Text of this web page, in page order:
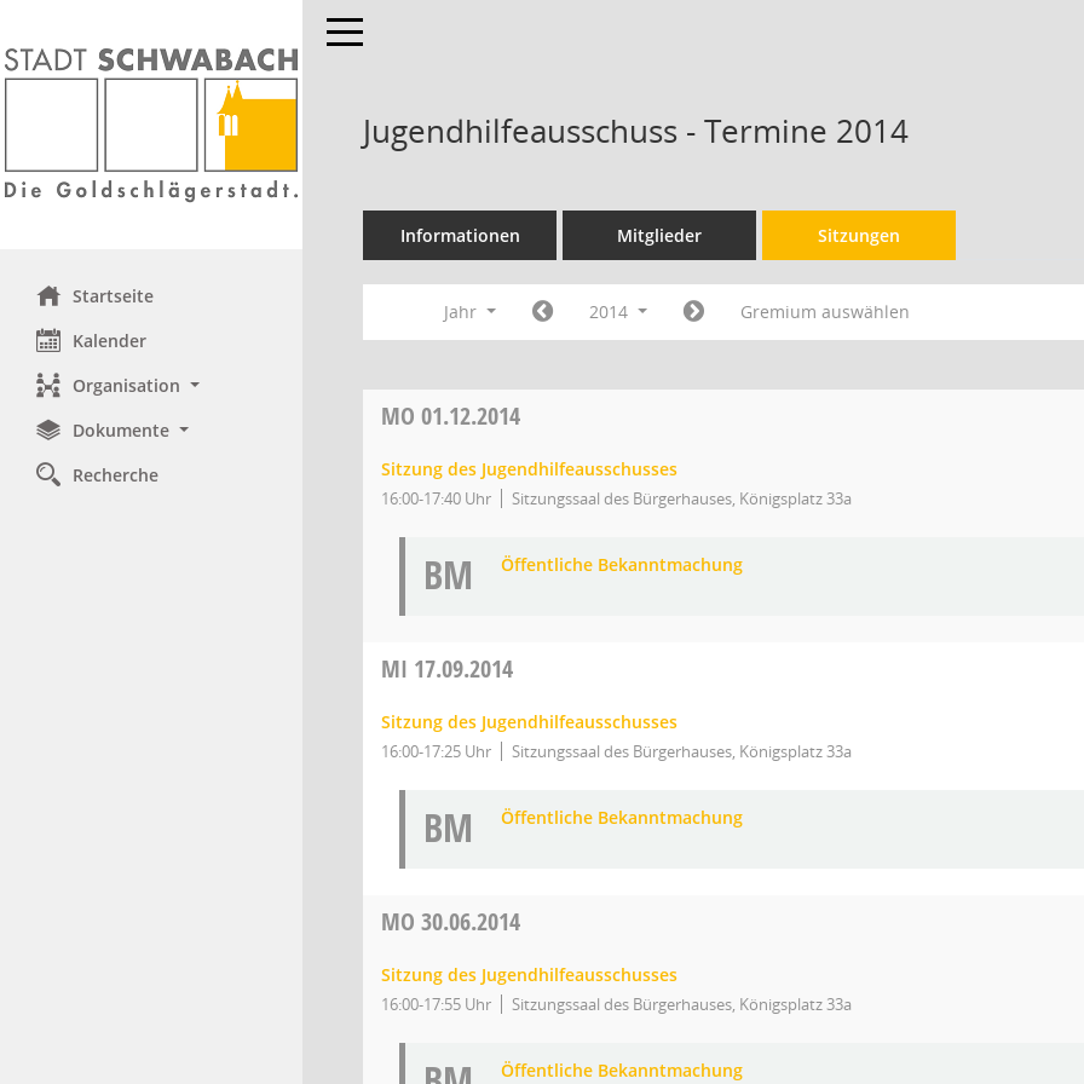
Startseite
Kalender
Organisation
Dokumente
Recherche
Toggle navigation
Jugendhilfeausschuss - Termine 2014
Informationen Mitglieder Sitzungen
Jahr 2014 Gremium auswählen
MO 01.12.2014
Sitzung des Jugendhilfeausschusses
16:00-17:40 Uhr Sitzungssaal des Bürgerhauses, Königsplatz 33a
BM Öffentliche Bekanntmachung
MI 17.09.2014
Sitzung des Jugendhilfeausschusses
16:00-17:25 Uhr Sitzungssaal des Bürgerhauses, Königsplatz 33a
BM Öffentliche Bekanntmachung
MO 30.06.2014
Sitzung des Jugendhilfeausschusses
16:00-17:55 Uhr Sitzungssaal des Bürgerhauses, Königsplatz 33a
Öffentliche Bekanntmachung